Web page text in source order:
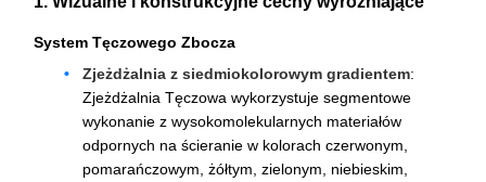
System Tęczowego Zbocza
Zjeżdżalnia z siedmiokolorowym gradientem:
Zjeżdżalnia Tęczowa wykorzystuje segmentowe
wykonanie z wysokomolekularnych materiałów
odpornych na ścieranie w kolorach czerwonym,
pomarańczowym, żółtym, zielonym, niebieskim,